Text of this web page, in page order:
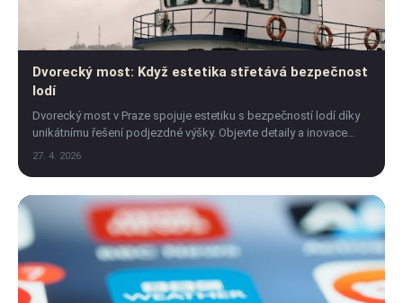
Dvorecký most: Když estetika střetává bezpečnost
lodí
Dvorecký most v Praze spojuje estetiku s bezpečností lodí díky
unikátnímu řešení podjezdné výšky. Objevte detaily a inovace
mostu!
27. 4. 2026